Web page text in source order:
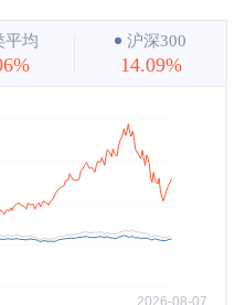
近3年
近5年
最大
平均 沪深300
14.09%